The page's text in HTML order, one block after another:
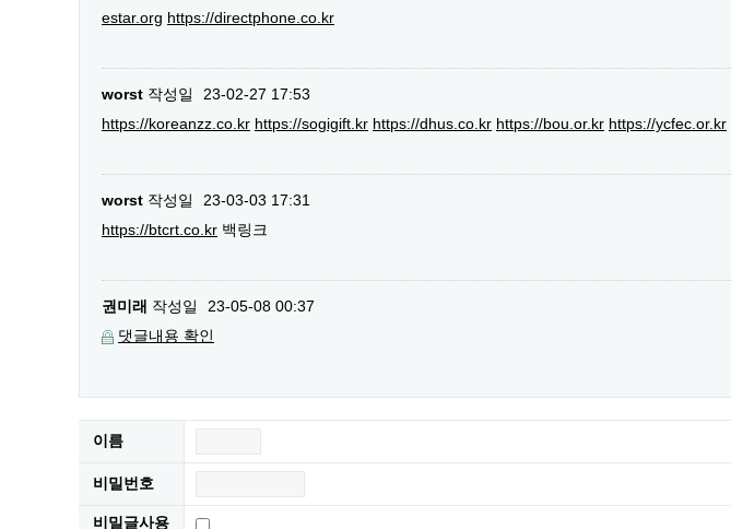
estar.org https://directphone.co.kr
worst 작성일
23-02-27 17:53
https://koreanzz.co.kr https://sogigift.kr https://dhus.co.kr https://bou.or.kr https://ycfec.or.kr
worst 작성일
23-03-03 17:31
https://btcrt.co.kr 백링크
권미래 작성일
23-05-08 00:37
댓글내용 확인
이름
비밀번호
비밀글사용